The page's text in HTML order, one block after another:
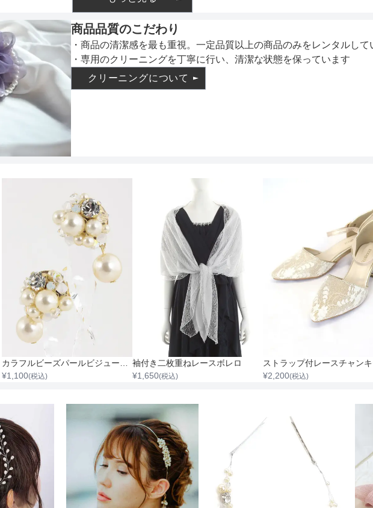
着丈目安
ファスナー
商品品質のこだわり
・商品の清潔感を最も重視。一定品質以上の商品のみをレンタルして
・専用のクリーニングを丁寧に行い、清潔な状態を保っています
クリーニングについて
¥1,100(税込)
袖付き二枚重ねレースボレロ
¥1,650(税込)
¥2,200(税込)